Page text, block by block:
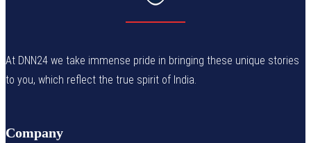
At DNN24 we take immense pride in bringing these unique stories
to you, which reflect the true spirit of India.
Company